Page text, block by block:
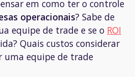
em como ter o controle
operacionais? Sabe de
equipe de trade e se o ROI
Quais custos considerar
uma equipe de trade